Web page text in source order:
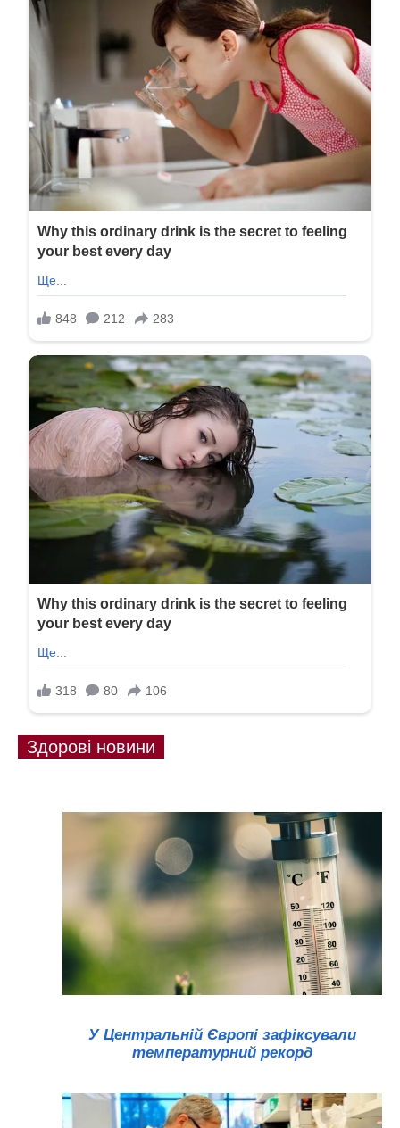
Здорові новини
У Центральній Європі зафіксували
температурний рекорд